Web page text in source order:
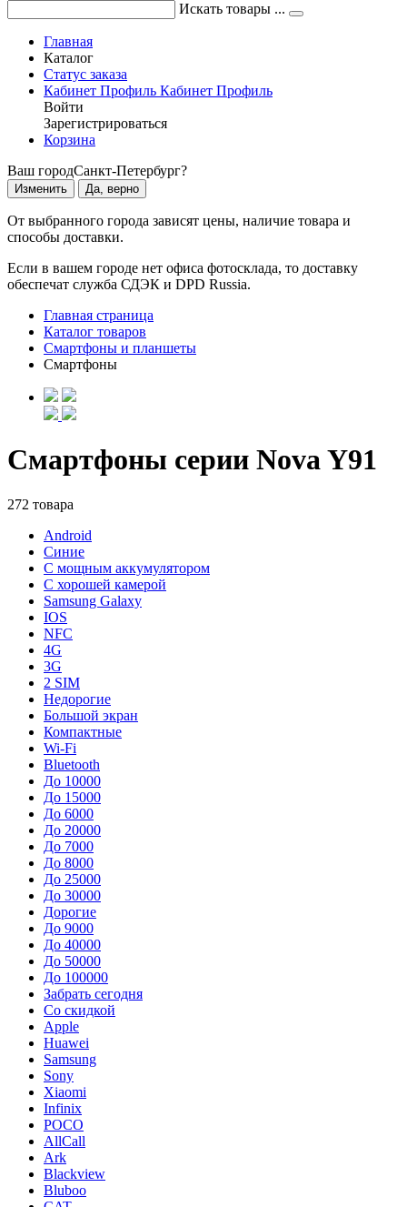
Искать товары ...
Главная
Каталог
Статус заказа
Кабинет Профиль Кабинет Профиль
Войти
Зарегистрироваться
Корзина
Ваш городСанкт-Петербург?
Изменить Да, верно
От выбранного города зависят цены, наличие товара и
способы доставки.
Если в вашем городе нет офиса фотосклада, то доставку
обеспечат служба СДЭК и DPD Russia.
Главная страница
Каталог товаров
Смартфоны и планшеты
Смартфоны
Смартфоны серии Nova Y91
272 товара
Android
Синие
С мощным аккумулятором
С хорошей камерой
Samsung Galaxy
IOS
NFC
4G
3G
2 SIM
Недорогие
Большой экран
Компактные
Wi-Fi
Bluetooth
До 10000
До 15000
До 6000
До 20000
До 7000
До 8000
До 25000
До 30000
Дорогие
До 9000
До 40000
До 50000
До 100000
Забрать сегодня
Со скидкой
Apple
Huawei
Samsung
Sony
Xiaomi
Infinix
POCO
AllCall
Ark
Blackview
Bluboo